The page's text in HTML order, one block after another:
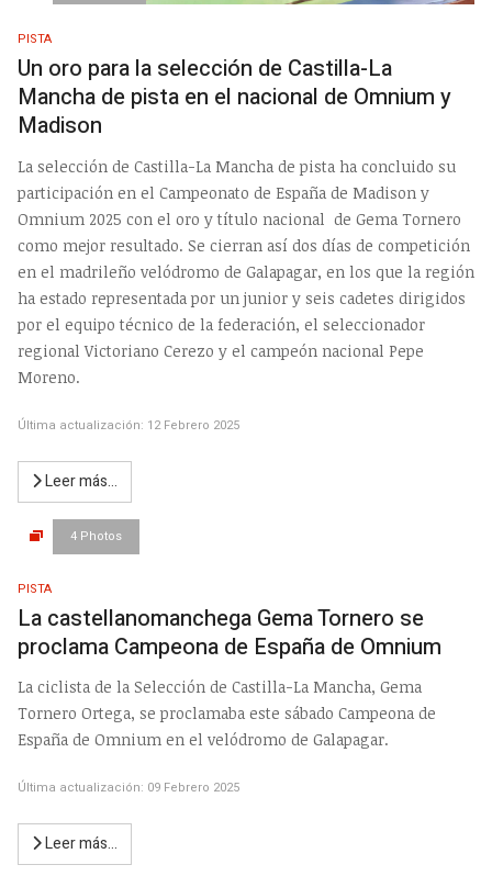
PISTA
Un oro para la selección de Castilla-La
Mancha de pista en el nacional de Omnium y
Madison
La selección de Castilla-La Mancha de pista ha concluido su
participación en el Campeonato de España de Madison y
Omnium 2025 con el oro y título nacional de Gema Tornero
como mejor resultado. Se cierran así dos días de competición
en el madrileño velódromo de Galapagar, en los que la región
ha estado representada por un junior y seis cadetes dirigidos
por el equipo técnico de la federación, el seleccionador
regional Victoriano Cerezo y el campeón nacional Pepe
Moreno.
Última actualización: 12 Febrero 2025
Leer más…
4 Photos
PISTA
La castellanomanchega Gema Tornero se
proclama Campeona de España de Omnium
La ciclista de la Selección de Castilla-La Mancha, Gema
Tornero Ortega, se proclamaba este sábado Campeona de
España de Omnium en el velódromo de Galapagar.
Última actualización: 09 Febrero 2025
Leer más…